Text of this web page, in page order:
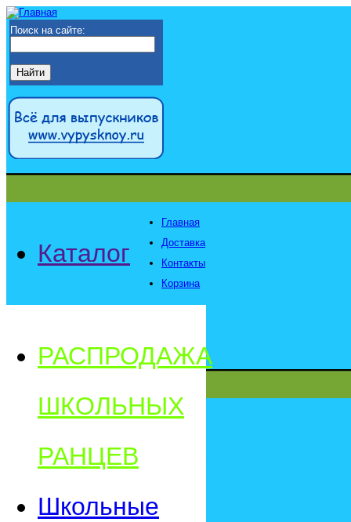
Поиск на сайте:
Каталог
Главная
Доставка
Контакты
Корзина
РАСПРОДАЖА
ШКОЛЬНЫХ
РАНЦЕВ
Школьные